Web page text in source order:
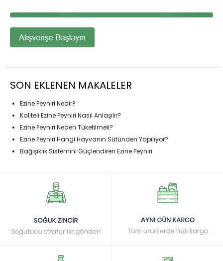
SON EKLENEN MAKALELER
Ezine Peyniri Nedir?
Kaliteli Ezine Peyniri Nasıl Anlaşılır?
Ezine Peyniri Neden Tüketilmeli?
Ezine Peyniri Hangi Hayvanın Sütünden Yapılıyor?
Bağışıklık Sistemini Güçlendiren Ezine Peyniri